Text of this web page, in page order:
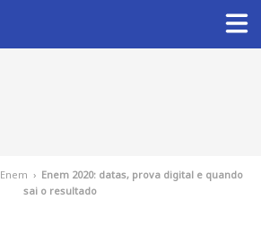
Enem › Enem 2020: datas, prova digital e quando
sai o resultado